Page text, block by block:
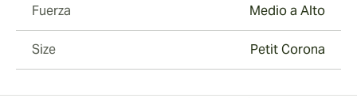
Fuerza Medio a Alto
Size Petit Corona